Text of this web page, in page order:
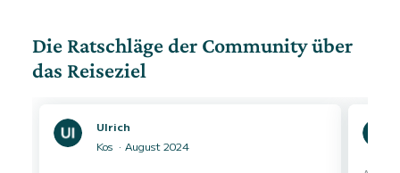
Die Ratschläge der Community über
das Reiseziel
Ulrich
Kos
August 2024